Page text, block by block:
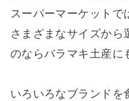
スーパーマーケットで
さまざまなサイズから
のならバラマキ土産に
いろいろなブランドを